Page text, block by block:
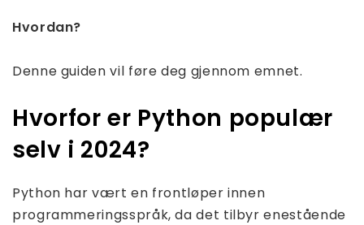
Hvordan?
Denne guiden vil føre deg gjennom emnet.
Hvorfor er Python populær
selv i 2024?
Python har vært en frontløper innen
programmeringsspråk, da det tilbyr enestående